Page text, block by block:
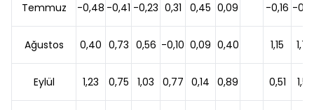
Temmuz -0,48 -0,41 -0,23 0,31 0,45 0,09 -0,16 -
Ağustos 0,40 0,73 0,56 -0,10 0,09 0,40 1,15 1,76
Eylül 1,23 0,75 1,03 0,77 0,14 0,89 0,51 1,55